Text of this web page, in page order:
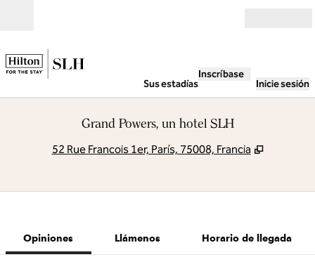
Sus estadías
Inscríbase
Inicie sesión
Grand Powers, un hotel SLH
52 Rue Francois 1er, París, 75008, Francia ,
Opiniones Llámenos Horario de llegada